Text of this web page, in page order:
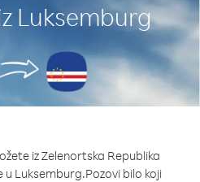
Luksemburg
iz Zelenortska Republika
u Luksemburg.Pozovi bilo koji